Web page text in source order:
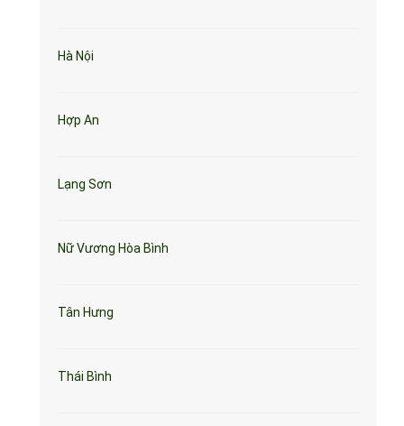
Hà Nội
Hợp An
Lạng Sơn
Nữ Vương Hòa Bình
Tân Hưng
Thái Bình